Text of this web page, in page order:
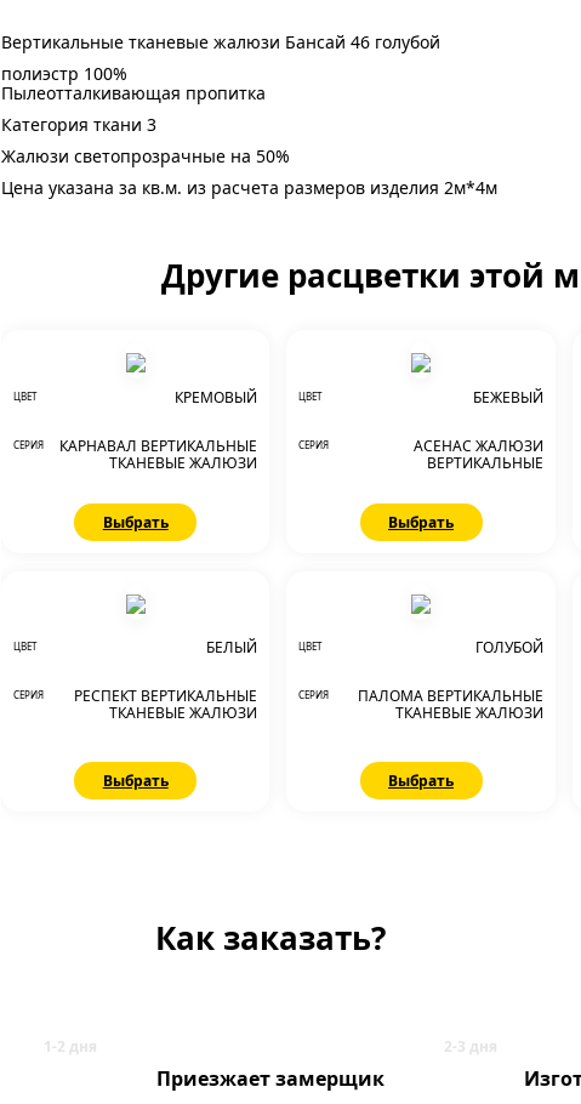
Вертикальные тканевые жалюзи Бансай 46 голубой
полиэстр 100%
Пылеотталкивающая пропитка
Категория ткани 3
Жалюзи светопрозрачные на 50%
Цена указана за кв.м. из расчета размеров изделия 2м*4м
Другие расцветки этой
ЦВЕТ КРЕМОВЫЙ
СЕРИЯ
КАРНАВАЛ ВЕРТИКАЛЬНЫЕ
ТКАНЕВЫЕ ЖАЛЮЗИ
Выбрать
ЦВЕТ БЕЖЕВЫЙ
СЕРИЯ
АСЕНАС ЖАЛЮЗИ
ВЕРТИКАЛЬНЫЕ
Выбрать
ЦВЕТ БЕЛЫЙ
СЕРИЯ
РЕСПЕКТ ВЕРТИКАЛЬНЫЕ
ТКАНЕВЫЕ ЖАЛЮЗИ
Выбрать
ЦВЕТ ГОЛУБОЙ
СЕРИЯ
ПАЛОМА ВЕРТИКАЛЬНЫЕ
ТКАНЕВЫЕ ЖАЛЮЗИ
Выбрать
Как заказать?
Приезжает замерщик